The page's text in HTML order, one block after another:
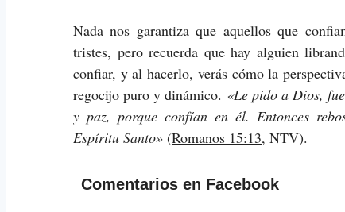
Nada nos garantiza que aquellos que
tristes, pero recuerda que hay alguien
confiar, y al hacerlo, verás cómo la
regocijo puro y dinámico. «Le pido a Dios,
y paz, porque confían en él. Entonces
Espíritu Santo» (Romanos 15:13, NTV).
Comentarios en Facebook